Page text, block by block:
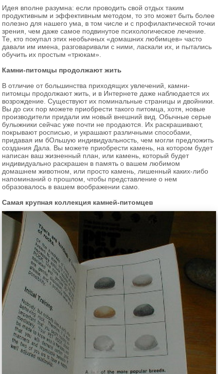
Идея вполне разумна: если проводить свой отдых таким
продуктивным и эффективным методом, то это может быть более
полезно для нашего ума, в том числе и с профилактической точки
зрения, чем даже самое подвинутое психологическое лечение.
Те, кто покупал этих необычных «домашних любимцев» часто
давали им имена, разговаривали с ними, ласкали их, и пытались
обучить их простым «трюкам».
Камни-питомцы продолжают жить
В отличие от большинства приходящих увлечений, камни-
питомцы продолжают жить, и в Интернете даже наблюдается их
возрождение. Существуют их поминальные страницы и двойники.
Вы до сих пор можете приобрести такого питомца, хотя, новые
производители придали им новый внешний вид. Обычные серые
булыжники сейчас уже почти не продаются. Их раскрашивают,
покрывают росписью, и украшают различными способами,
придавая им бОльшую индивидуальность, чем могли предложить
создания Дала. Вы можете приобрести камень, на котором будет
написан ваш жизненный план, или камень, который будет
индивидуально раскрашен в память о вашем любимом
домашнем животном, или просто камень, лишенный каких-либо
напоминаний о прошлом, чтобы представление о нем
образовалось в вашем воображении само.
Самая крупная коллекция камней-питомцев